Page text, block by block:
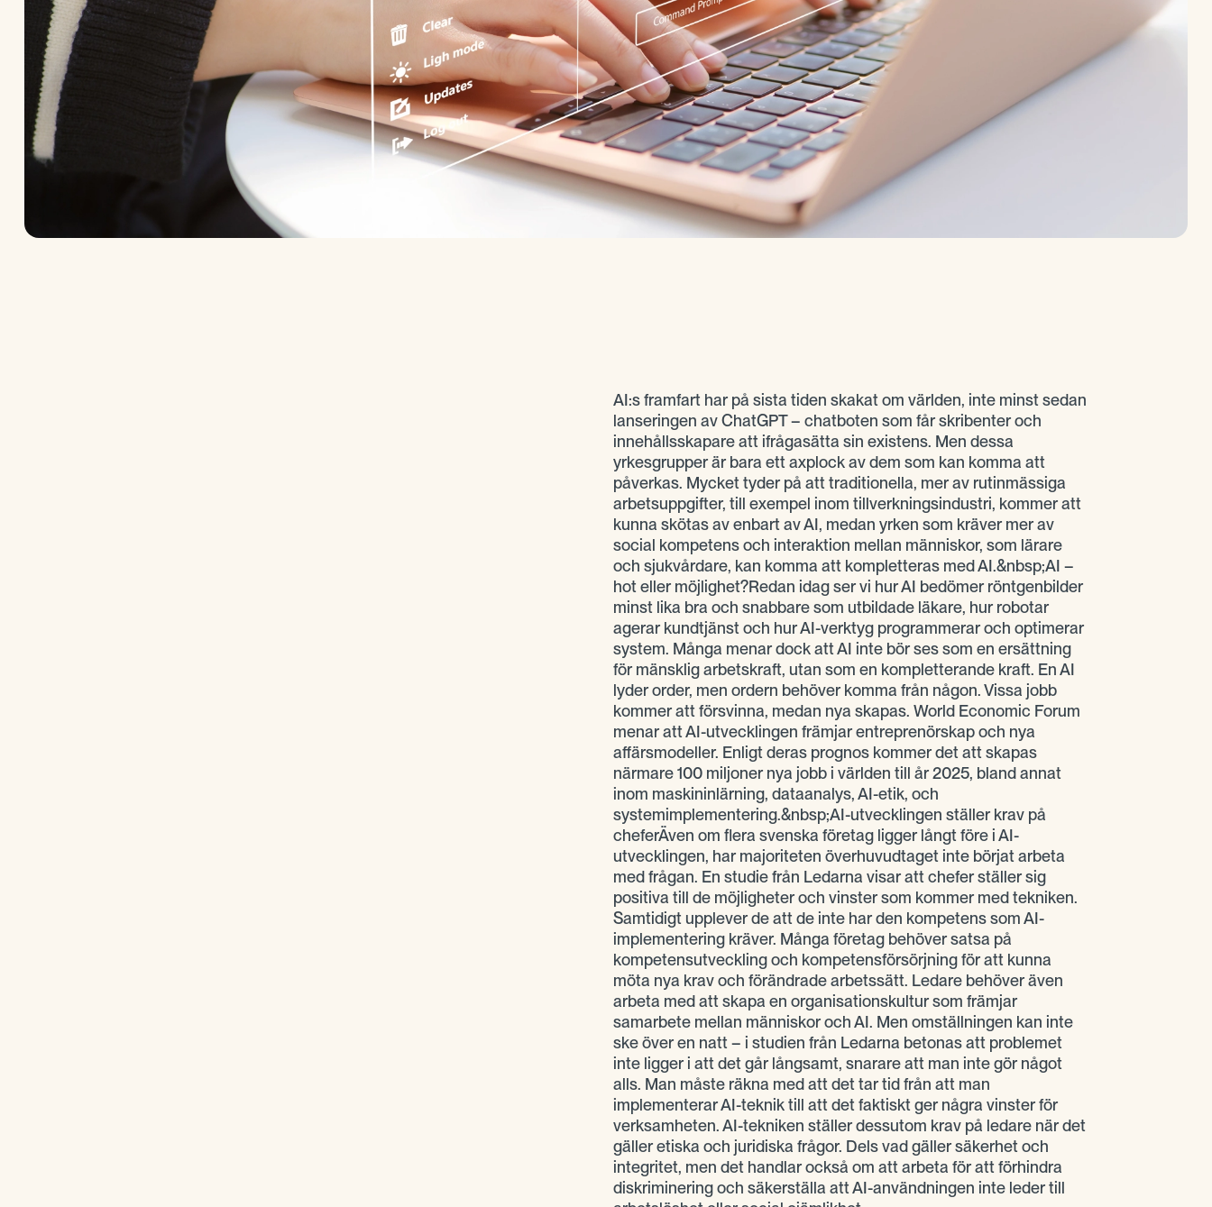
AI:s framfart har på sista tiden skakat om världen, inte minst sedan
lanseringen av ChatGPT – chatboten som får skribenter och
innehållsskapare att ifrågasätta sin existens. Men dessa
yrkesgrupper är bara ett axplock av dem som kan komma att
påverkas. Mycket tyder på att traditionella, mer av rutinmässiga
arbetsuppgifter, till exempel inom tillverkningsindustri, kommer att
kunna skötas av enbart av AI, medan yrken som kräver mer av
social kompetens och interaktion mellan människor, som lärare
och sjukvårdare, kan komma att kompletteras med AI.&nbsp;AI –
hot eller möjlighet?Redan idag ser vi hur AI bedömer röntgenbilder
minst lika bra och snabbare som utbildade läkare, hur robotar
agerar kundtjänst och hur AI-verktyg programmerar och optimerar
system. Många menar dock att AI inte bör ses som en ersättning
för mänsklig arbetskraft, utan som en kompletterande kraft. En AI
lyder order, men ordern behöver komma från någon. Vissa jobb
kommer att försvinna, medan nya skapas. World Economic Forum
menar att AI-utvecklingen främjar entreprenörskap och nya
affärsmodeller. Enligt deras prognos kommer det att skapas
närmare 100 miljoner nya jobb i världen till år 2025, bland annat
inom maskininlärning, dataanalys, AI-etik, och
systemimplementering.&nbsp;AI-utvecklingen ställer krav på
cheferÄven om flera svenska företag ligger långt före i AI-
utvecklingen, har majoriteten överhuvudtaget inte börjat arbeta
med frågan. En studie från Ledarna visar att chefer ställer sig
positiva till de möjligheter och vinster som kommer med tekniken.
Samtidigt upplever de att de inte har den kompetens som AI-
implementering kräver. Många företag behöver satsa på
kompetensutveckling och kompetensförsörjning för att kunna
möta nya krav och förändrade arbetssätt. Ledare behöver även
arbeta med att skapa en organisationskultur som främjar
samarbete mellan människor och AI. Men omställningen kan inte
ske över en natt – i studien från Ledarna betonas att problemet
inte ligger i att det går långsamt, snarare att man inte gör något
alls. Man måste räkna med att det tar tid från att man
implementerar AI-teknik till att det faktiskt ger några vinster för
verksamheten. AI-tekniken ställer dessutom krav på ledare när det
gäller etiska och juridiska frågor. Dels vad gäller säkerhet och
integritet, men det handlar också om att arbeta för att förhindra
diskriminering och säkerställa att AI-användningen inte leder till